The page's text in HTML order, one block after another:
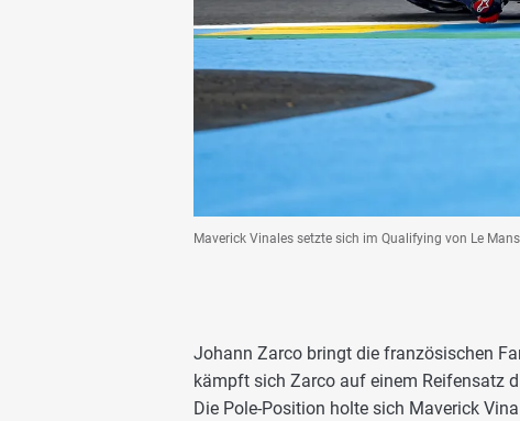
Maverick Vinales setzte sich im Qualifying von Le
Johann Zarco bringt die französischen
kämpft sich Zarco auf einem Reifensatz
Die Pole-Position holte sich Maverick